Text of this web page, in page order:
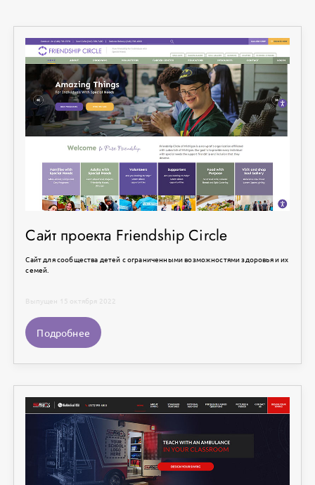
Сайт проекта Friendship Circle
Сайт для сообщества детей с ограниченными возможностями здоровья и их
семей.
Выпущен 15 октября 2022
Подробнее